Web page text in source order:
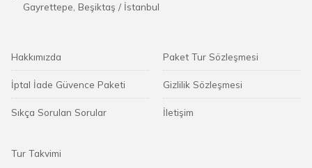
Gayrettepe, Beşiktaş / İstanbul
Hakkımızda
İptal İade Güvence Paketi
Sıkça Sorulan Sorular
Paket Tur Sözleşmesi
Gizlilik Sözleşmesi
İletişim
Tur Takvimi